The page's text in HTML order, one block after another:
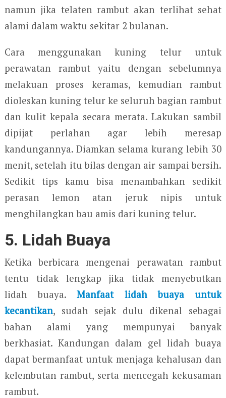
namun jika telaten rambut akan terlihat sehat
alami dalam waktu sekitar 2 bulanan.
Cara menggunakan kuning telur untuk
perawatan rambut yaitu dengan sebelumnya
melakuan proses keramas, kemudian rambut
dioleskan kuning telur ke seluruh bagian rambut
dan kulit kepala secara merata. Lakukan sambil
dipijat perlahan agar lebih meresap
kandungannya. Diamkan selama kurang lebih 30
menit, setelah itu bilas dengan air sampai bersih.
Sedikit tips kamu bisa menambahkan sedikit
perasan lemon atan jeruk nipis untuk
menghilangkan bau amis dari kuning telur.
5. Lidah Buaya
Ketika berbicara mengenai perawatan rambut
tentu tidak lengkap jika tidak menyebutkan
lidah buaya.Manfaat lidah buaya untuk
kecantikan, sudah sejak dulu dikenal sebagai
bahan alami yang mempunyai banyak
berkhasiat. Kandungan dalam gel lidah buaya
dapat bermanfaat untuk menjaga kehalusan dan
kelembutan rambut, serta mencegah kekusaman
rambut.